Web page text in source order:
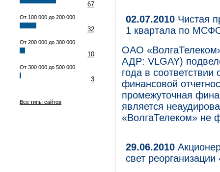
67
От 100 000 до 200 000
32
От 200 000 до 300 000
10
От 300 000 до 500 000
3
Все типы сайтов
02.07.2010 Чистая
1 квартала по
ОАО
АДР: VLGAY)
года в
финансовой
промежуточная
является
«ВолгаТелеком» не
29.06.2010
свет